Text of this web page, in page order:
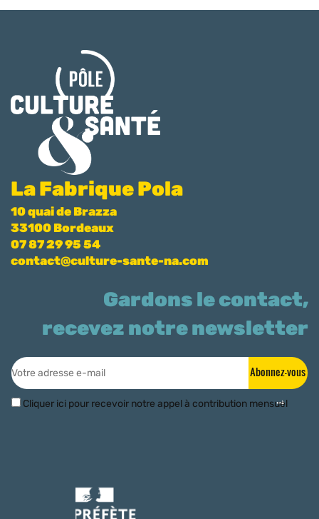
La Fabrique Pola
10 quai de Brazza
33100 Bordeaux
07 87 29 95 54
contact@culture-sante-na.com
Gardons le contact,
recevez notre newsletter
Abonnez-vous
Cliquer ici pour recevoir notre appel à contribution mensuel